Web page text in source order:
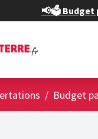
📢🗳️ Budget
/ Budget